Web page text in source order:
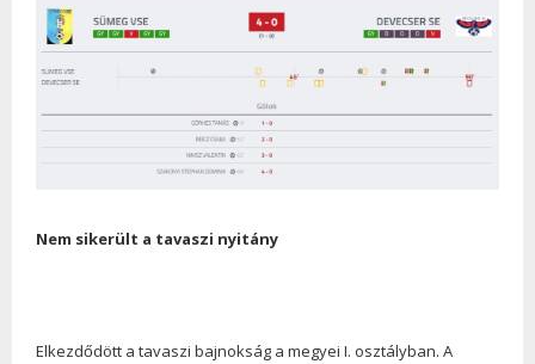
Nem sikerült a tavaszi nyitány
Elkezdődött a tavaszi bajnokság a megyei I. osztályban. A